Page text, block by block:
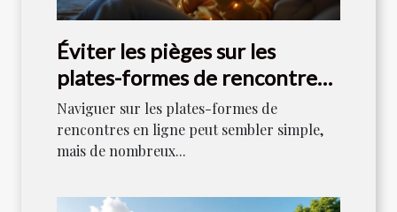
Éviter les pièges sur les
plates-formes de rencontres
en ligne
Naviguer sur les plates-formes de
rencontres en ligne peut sembler simple,
mais de nombreux...